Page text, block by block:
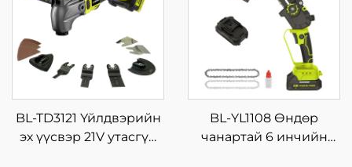
түрхүүр
BL-TD3121 Үйлдвэрийн
эх үүсвэр 21V утасгүй
BL-YL1108 Өндөр
чанартай 6 инчийн